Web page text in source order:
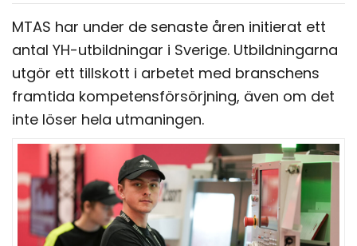
MTAS har under de senaste åren initierat ett
antal YH-utbildningar i Sverige. Utbildningarna
utgör ett tillskott i arbetet med branschens
framtida kompetensförsörjning, även om det
inte löser hela utmaningen.